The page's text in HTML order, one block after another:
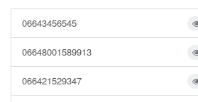
06643456545
06648001589913
066421529347